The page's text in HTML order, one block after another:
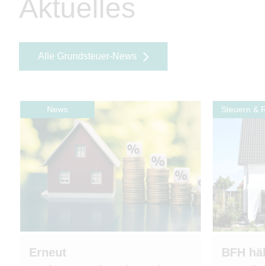
Aktuelles
Alle Grundsteuer-News
News
Erneut
Steuern &
BFH